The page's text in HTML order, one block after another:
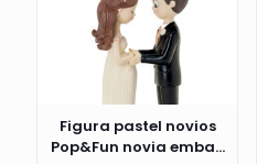
Figura pastel novios
Pop&Fun novia emba...